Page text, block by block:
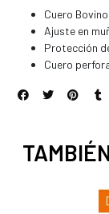
Cuero Bovino
Ajuste en
Protección
Cuero